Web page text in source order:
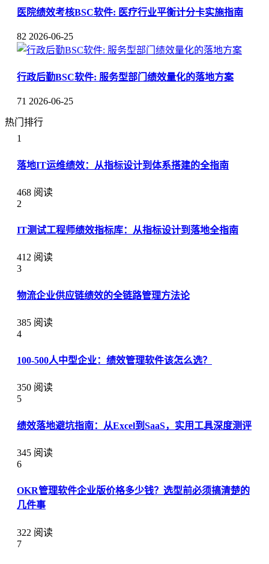
医院绩效考核BSC软件: 医疗行业平衡计分卡实施指南
82 2026-06-25
行政后勤BSC软件: 服务型部门绩效量化的落地方案
71 2026-06-25
热门排行
1
落地IT运维绩效：从指标设计到体系搭建的全指南
468 阅读
2
IT测试工程师绩效指标库：从指标设计到落地全指南
412 阅读
3
物流企业供应链绩效的全链路管理方法论
385 阅读
4
100-500人中型企业：绩效管理软件该怎么选？
350 阅读
5
绩效落地避坑指南：从Excel到SaaS，实用工具深度测评
345 阅读
6
OKR管理软件企业版价格多少钱？选型前必须搞清楚的
几件事
322 阅读
7